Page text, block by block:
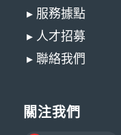
▸ 服務據點
▸ 人才招募
▸ 聯絡我們
關注我們